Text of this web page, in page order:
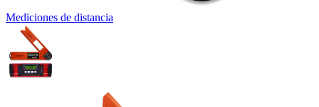
Mediciones de distancia